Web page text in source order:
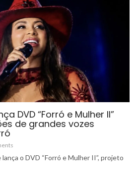
DVD “Forró e Mulher II”
de grandes vozes
o DVD “Forró e Mulher II”, projeto